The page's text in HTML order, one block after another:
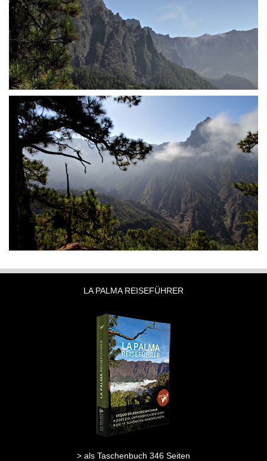
LA PALMA REISEFÜHRER
> als Taschenbuch 346 Seiten